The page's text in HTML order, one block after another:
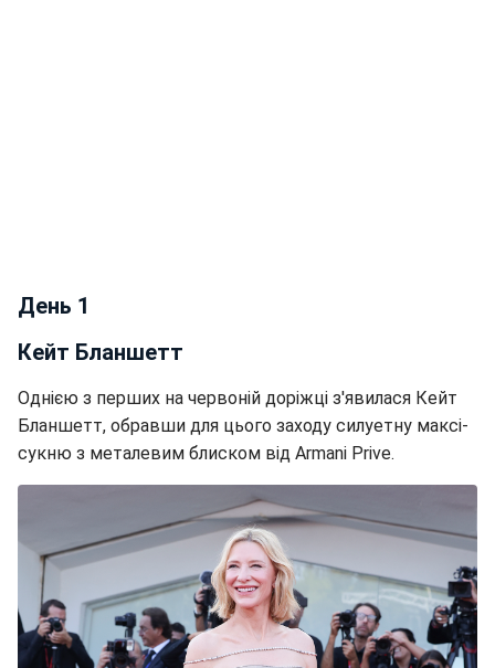
День 1
Кейт Бланшетт
Однією з перших на червоній доріжці з'явилася Кейт
Бланшетт, обравши для цього заходу силуетну максі-
сукню з металевим блиском від Armani Prive.